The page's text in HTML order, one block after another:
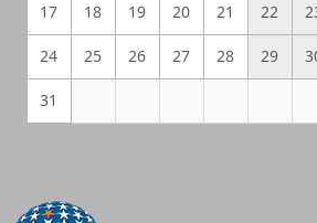
17 18 19 20 21 22
24 25 26 27 28 29
31